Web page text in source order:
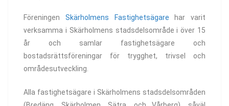
Föreningen Skärholmens Fastighetsägare har varit
verksamma i Skärholmens stadsdelsområde i över 15
år och samlar fastighetsägare och
bostadsrättsföreningar för trygghet, trivsel och
områdesutveckling.
Alla fastighetsägare i Skärholmens stadsdelsområden